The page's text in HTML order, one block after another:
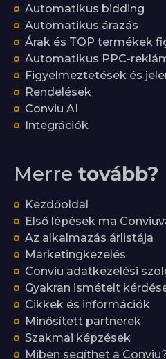
Automatikus bidding
Automatikus árazás
Árak és TOP termékek
Automatikus PPC-
Figyelmeztetések és
Rendelések
Conviu AI
Integrációk
Merre tovább?
Kezdőoldal
Első lépések ma
Az alkalmazás árlistája
Marketingkezelés
Conviu adatkezelési
Gyakran ismételt
Cikkek és információk
Minősített partnerek
Szakmai képzések
Miben segíthet a